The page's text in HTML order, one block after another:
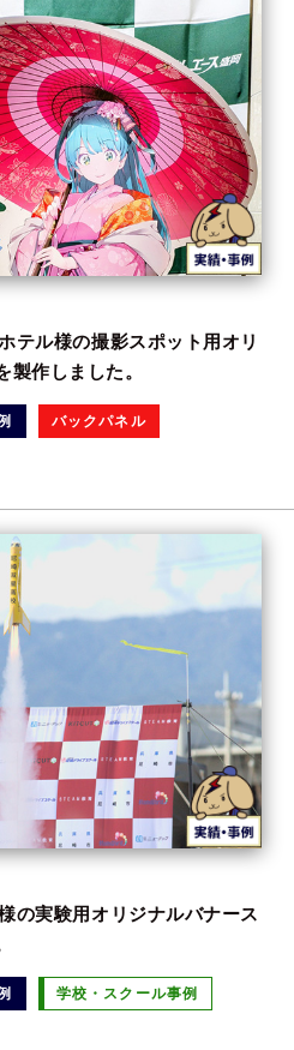
テル様の撮影スポット用オリ
製作しました。
バックパネル
の実験用オリジナルバナース
学校・スクール事例